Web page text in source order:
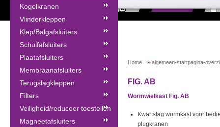
Home » algemeen-startpagina-
FIG. AB
Wormwielkast Fig. AB
Kwartslag wormkast voor
plugkranen
Kogelkranen
Vlinderkleppen
Klep/Balgafsluiters
Schuifafsluiters
Plaatafsluiters
Membraanafsluiters
Terugslagkleppen
Filters
Veiligheid/reduceer toestellen
Magneetafsluiters